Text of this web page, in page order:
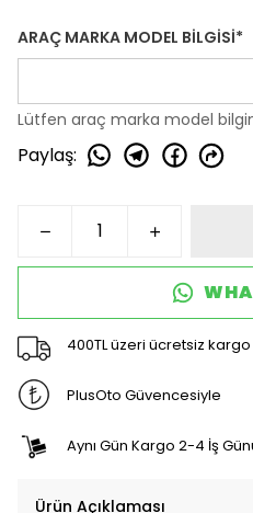
ARAÇ MARKA MODEL BİLGİSİ*
Lütfen araç marka model
Paylaş:
400TL üzeri ücretsiz kargo
PlusOto Güvencesiyle
Aynı Gün Kargo 2-4 İş
Ürün Açıklaması